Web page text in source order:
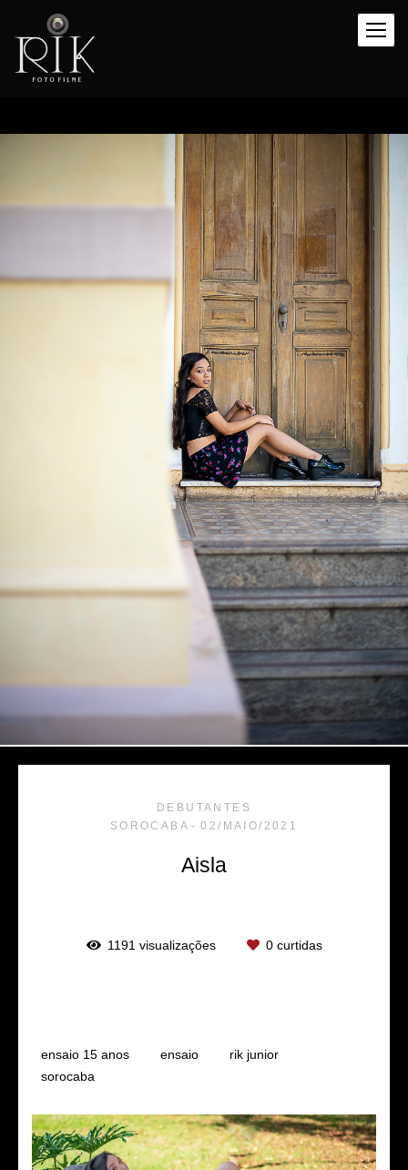
DEBUTANTES
SOROCABA
02/MAIO/2021
Aisla
1191 visualizações 0curtidas
ensaio 15 anos ensaio
rik junior
sorocaba